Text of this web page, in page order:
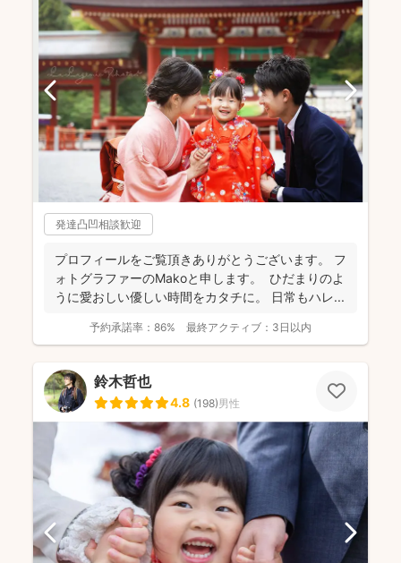
発達凸凹相談歓迎
プロフィールをご覧頂きありがとうございます。 フ
ォトグラファーのMakoと申します。 ひだまりのよ
うに愛おしい優しい時間をカタチに。 日常もハレ...
予約承諾率： 86% 最終アクティブ： 3日以内
鈴木哲也
4.8 (198)男性